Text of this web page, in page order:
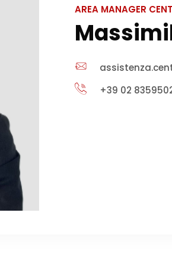
AREA MANAGER
+39 02